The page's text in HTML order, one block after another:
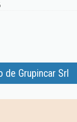
de Grupincar Srl